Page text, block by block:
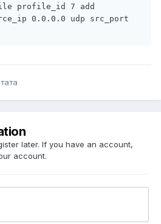
profile_id 7 add
0.0.0.0 udp src_port
later. If you have an account,
account.